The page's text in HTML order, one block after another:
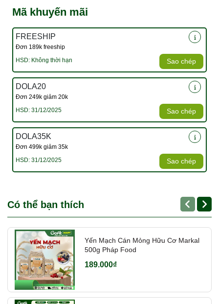
Mã khuyến mãi
FREESHIP
Đơn 189k freeship
HSD: Không thời hạn
Sao chép
DOLA20
Đơn 249k giảm 20k
HSD: 31/12/2025
Sao chép
DOLA35K
Đơn 499k giảm 35k
HSD: 31/12/2025
Sao chép
Có thể bạn thích
Yến Mạch Cán Mỏng Hữu Cơ Markal
500g Pháp Food
189.000₫